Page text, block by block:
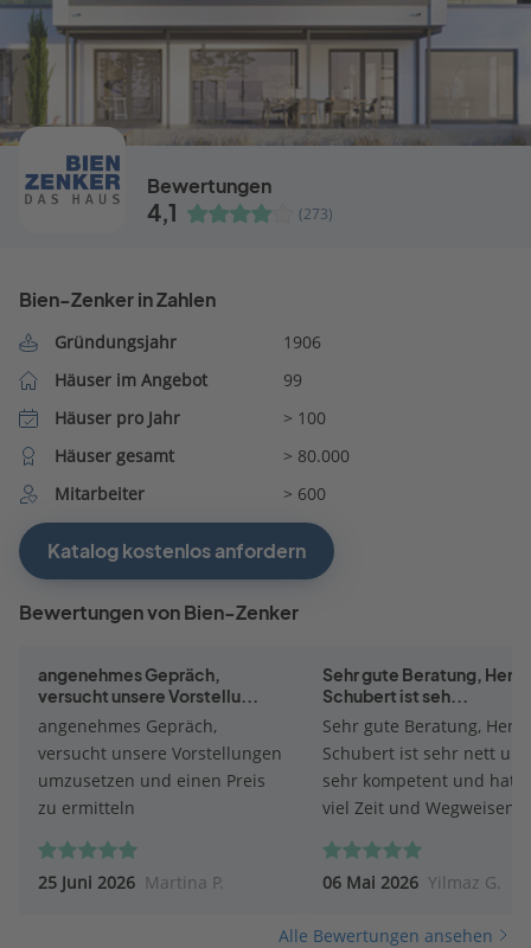
Bewertungen
4,1 (273)
Bien-Zenker in Zahlen
Gründungsjahr
1906
Häuser im Angebot
99
Häuser pro Jahr
> 100
Häuser gesamt
> 80.000
Mitarbeiter
> 600
Katalog kostenlos anfordern
Bewertungen von Bien-Zenker
angenehmes Gepräch,
versucht unsere Vorstellu...
angenehmes Gepräch,
versucht unsere Vorstellungen
umzusetzen und einen Preis
zu ermitteln
25 Juni 2026 Martina P.
Sehr gute Beratung, Herr
Schubert ist seh...
Sehr gute Beratung, Herr
Schubert ist sehr nett und
sehr kompetent und hat
viel Zeit und Wegweisend
ganz andere Perspektive
eröffnet sehr zu Positiv.
06 Mai 2026 Yilmaz G.
Alle Bewertungen ansehen